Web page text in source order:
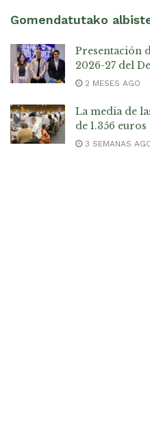
Gomendatutako
Presentación
2026-27 del
2 MESES AGO
La media de
de 1.356
3 SEMANAS